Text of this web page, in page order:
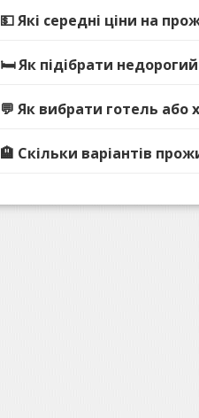
💵 Які середні ціни на
🛏️ Як підібрати
💬 Як вибрати готель або
🏨 Скільки варіантів